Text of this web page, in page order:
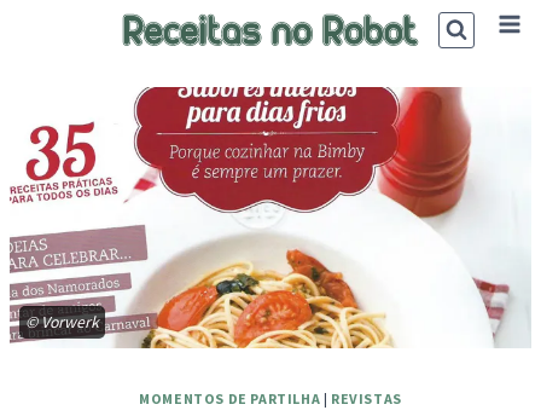
© Vorwerk
MOMENTOS DE PARTILHA | REVISTAS